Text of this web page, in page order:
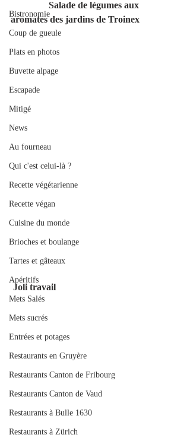
Bistronomie
Coup de gueule
Plats en photos
Buvette alpage
Escapade
Mitigé
News
Au fourneau
Qui c'est celui-là ?
Recette végétarienne
Recette végan
Cuisine du monde
Brioches et boulange
Tartes et gâteaux
Apéritifs
Mets Salés
Mets sucrés
Entrées et potages
Restaurants en Gruyère
Restaurants Canton de Fribourg
Restaurants Canton de Vaud
Restaurants à Bulle 1630
Restaurants à Zürich
aromates des jardins de Troinex
Joli travail